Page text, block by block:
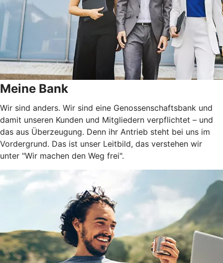
Meine Bank
Wir sind anders. Wir sind eine Genossenschaftsbank und
damit unseren Kunden und Mitgliedern verpflichtet – und
das aus Überzeugung. Denn ihr Antrieb steht bei uns im
Vordergrund. Das ist unser Leitbild, das verstehen wir
unter "Wir machen den Weg frei".